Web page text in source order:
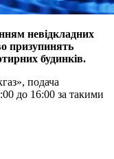
невідкладних
призупинять
будинків.
подача
до 16:00 за такими